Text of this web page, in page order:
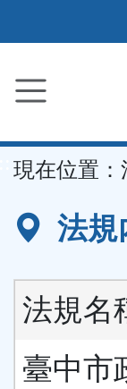
到
要
容
區
現在位置：
法規
法規名
臺中市